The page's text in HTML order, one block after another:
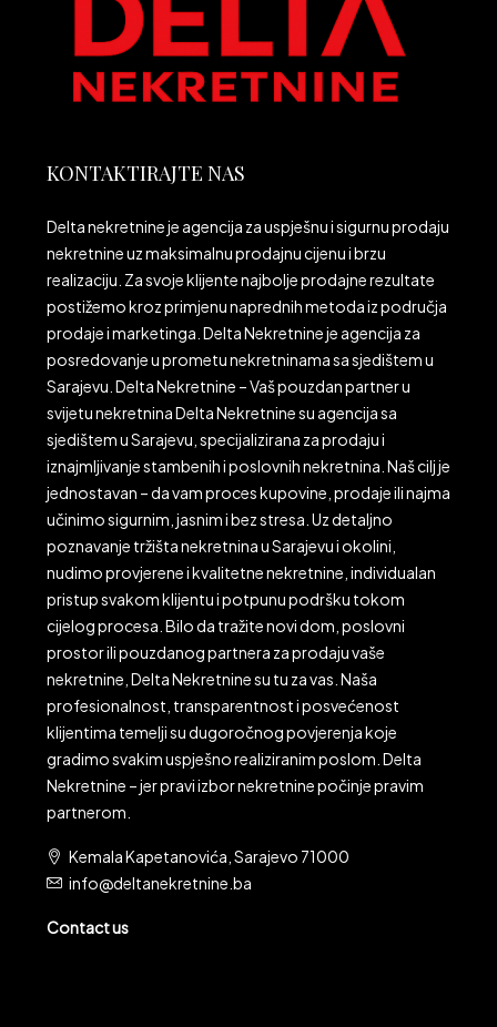
KONTAKTIRAJTE NAS
Delta nekretnine je agencija za uspješnu i sigurnu prodaju
nekretnine uz maksimalnu prodajnu cijenu i brzu
realizaciju. Za svoje klijente najbolje prodajne rezultate
postižemo kroz primjenu naprednih metoda iz područja
prodaje i marketinga. Delta Nekretnine je agencija za
posredovanje u prometu nekretninama sa sjedištem u
Sarajevu. Delta Nekretnine – Vaš pouzdan partner u
svijetu nekretnina Delta Nekretnine su agencija sa
sjedištem u Sarajevu, specijalizirana za prodaju i
iznajmljivanje stambenih i poslovnih nekretnina. Naš cilj je
jednostavan – da vam proces kupovine, prodaje ili najma
učinimo sigurnim, jasnim i bez stresa. Uz detaljno
poznavanje tržišta nekretnina u Sarajevu i okolini,
nudimo provjerene i kvalitetne nekretnine, individualan
pristup svakom klijentu i potpunu podršku tokom
cijelog procesa. Bilo da tražite novi dom, poslovni
prostor ili pouzdanog partnera za prodaju vaše
nekretnine, Delta Nekretnine su tu za vas. Naša
profesionalnost, transparentnost i posvećenost
klijentima temelji su dugoročnog povjerenja koje
gradimo svakim uspješno realiziranim poslom. Delta
Nekretnine – jer pravi izbor nekretnine počinje pravim
partnerom.
Kemala Kapetanovića, Sarajevo 71000
info@deltanekretnine.ba
Contact us